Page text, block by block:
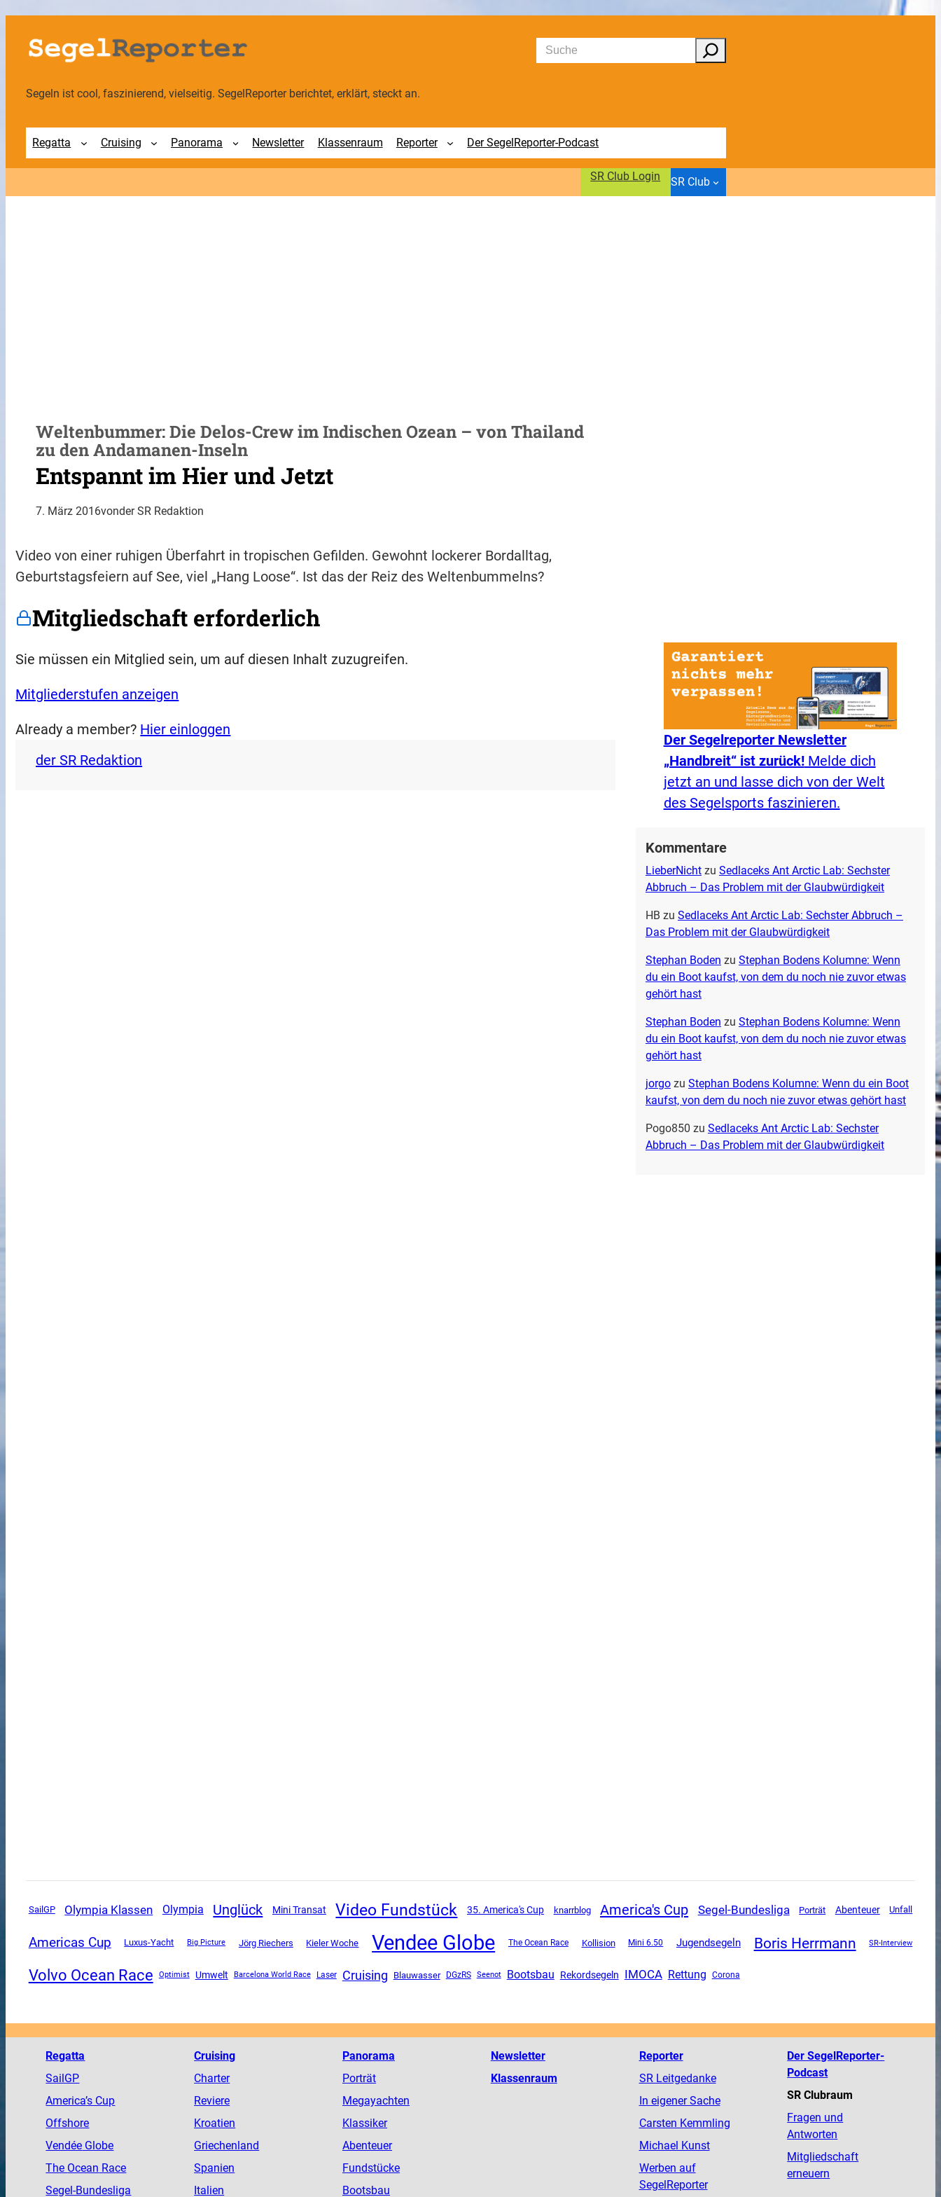
Zum
Inhalt
springen
Suchen
Segeln ist cool, faszinierend, vielseitig. SegelReporter berichtet, erklärt, steckt an.
Regatta Cruising Panorama Newsletter Klassenraum Reporter Der SegelReporter-Podcast
SR Club Login SR Club
Weltenbummer: Die Delos-Crew im Indischen Ozean – von Thailand
zu den Andamanen-Inseln
Entspannt im Hier und Jetzt
7. März 2016vonder SR Redaktion
Video von einer ruhigen Überfahrt in tropischen Gefilden. Gewohnt lockerer Bordalltag,
Geburtstagsfeiern auf See, viel „Hang Loose“. Ist das der Reiz des Weltenbummelns?
Mitgliedschaft erforderlich
Sie müssen ein Mitglied sein, um auf diesen Inhalt zuzugreifen.
Mitgliederstufen anzeigen
Already a member? Hier einloggen
der SR Redaktion
Der Segelreporter Newsletter
„Handbreit“ ist zurück!Melde dich
jetzt an und lasse dich von der Welt
des Segelsports faszinieren.
Kommentare
LieberNichtzu Sedlaceks Ant Arctic Lab: Sechster
Abbruch – Das Problem mit der Glaubwürdigkeit
HB zu Sedlaceks Ant Arctic Lab: Sechster Abbruch –
Das Problem mit der Glaubwürdigkeit
Stephan Boden zu Stephan Bodens Kolumne: Wenn
du ein Boot kaufst, von dem du noch nie zuvor etwas
gehört hast
Stephan Boden zu Stephan Bodens Kolumne: Wenn
du ein Boot kaufst, von dem du noch nie zuvor etwas
gehört hast
jorgozu Stephan Bodens Kolumne: Wenn du ein Boot
kaufst, von dem du noch nie zuvor etwas gehört hast
Pogo850 zu Sedlaceks Ant Arctic Lab: Sechster
Abbruch – Das Problem mit der Glaubwürdigkeit
SailGP Olympia Klassen Olympia Unglück Mini Transat Video Fundstück 35. America's Cup knarrblog America's Cup Segel-Bundesliga Porträt Abenteuer Unfall
Americas Cup Luxus-Yacht Big Picture Jörg Riechers Kieler Woche Vendee Globe The Ocean Race Kollision Mini 6.50 Jugendsegeln Boris Herrmann SR-Interview
Volvo Ocean Race Optimist Umwelt Barcelona World Race Laser Cruising Blauwasser DGzRS Seenot Bootsbau Rekordsegeln IMOCA Rettung Corona
Regatta
SailGP
America’s Cup
Offshore
Vendée Globe
The Ocean Race
Segel-Bundesliga
Cruising
Charter
Reviere
Kroatien
Griechenland
Spanien
Italien
Panorama
Porträt
Megayachten
Klassiker
Abenteuer
Fundstücke
Bootsbau
Newsletter
Klassenraum
Reporter
SR Leitgedanke
In eigener Sache
Carsten Kemmling
Michael Kunst
Werben auf
SegelReporter
Der SegelReporter-
Podcast
SR Clubraum
Fragen und
Antworten
Mitgliedschaft
erneuern